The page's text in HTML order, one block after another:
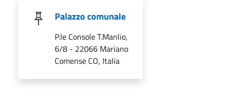
Palazzo comunale
P.le Console T.Manlio,
6/8 - 22066 Mariano
Comense CO, Italia